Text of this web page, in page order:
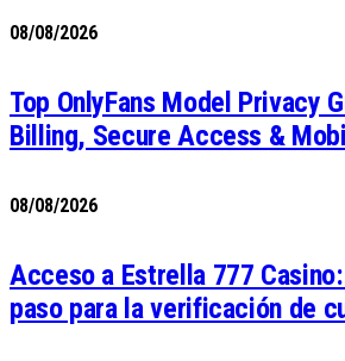
08/08/2026
Top OnlyFans Model Privacy
Billing, Secure Access &
08/08/2026
Acceso a Estrella 777
paso para la verificación de